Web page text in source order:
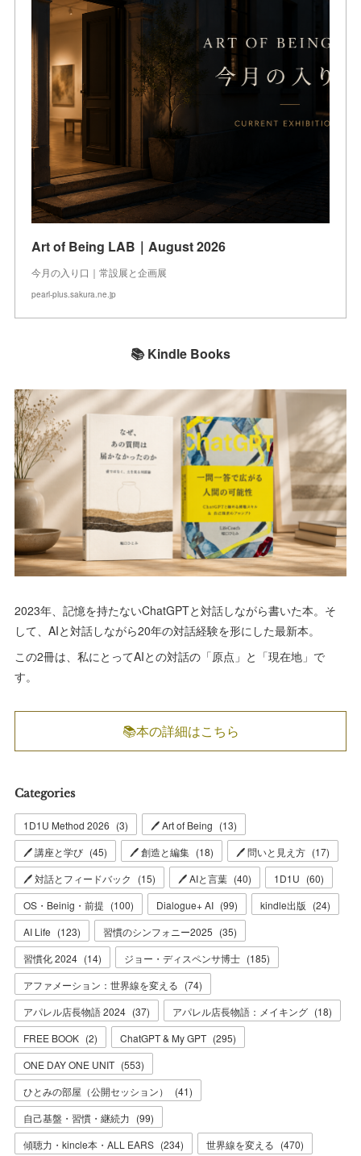
Art of Being LAB｜August 2026
今月の入り口｜常設展と企画展
pearl-plus.sakura.ne.jp
📚 Kindle Books
2023年、記憶を持たないChatGPTと対話しながら書いた本。そ
して、AIと対話しながら20年の対話経験を形にした最新本。
この2冊は、私にとってAIとの対話の「原点」と「現在地」で
す。
📚本の詳細はこちら
Categories
1D1U Method 2026 (3) 🖊 Art of Being (13)
🖊 講座と学び (45) 🖊 創造と編集 (18) 🖊 問いと見え方 (17)
🖊 対話とフィードバック
(15) 🖊 AIと言葉 (40) 1D1U (60)
OS・Beinig・前提 (100) Dialogue+ AI (99) kindle出版 (24)
AI Life (123) 習慣のシンフォニー2025 (35)
習慣化 2024 (14) ジョー・ディスペンサ博士 (185)
アファメーション：世界線を変える (74)
アパレル店長物語 2024 (37) アパレル店長物語：メイキング (18)
FREE BOOK (2) ChatGPT & My GPT (295)
ONE DAY ONE UNIT (553)
ひとみの部屋（公開セッション）
(41)
自己基盤・習慣・継続力 (99)
傾聴力・kincle本・ALL EARS (234) 世界線を変える (470)